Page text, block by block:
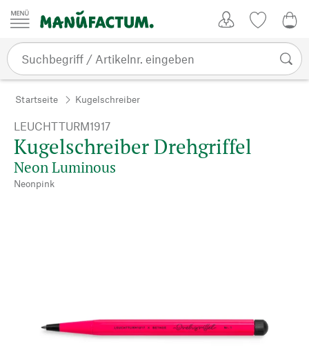
Zum Inhalt springen
Startseite Kugelschreiber
LEUCHTTURM1917
Kugelschreiber Drehgriffel
Neon Luminous
Neonpink